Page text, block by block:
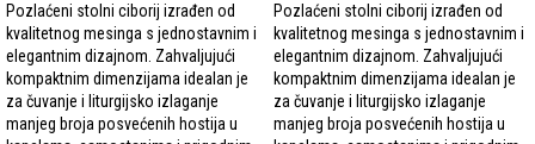
Pozlaćeni stolni ciborij izrađen od
kvalitetnog mesinga s jednostavnim i
elegantnim dizajnom. Zahvaljujući
kompaktnim dimenzijama idealan je
za čuvanje i liturgijsko izlaganje
manjeg broja posvećenih hostija u
Pozlaćeni stolni ciborij izrađen od
kvalitetnog mesinga s jednostavnim i
elegantnim dizajnom. Zahvaljujući
kompaktnim dimenzijama idealan je
za čuvanje i liturgijsko izlaganje
manjeg broja posvećenih hostija u